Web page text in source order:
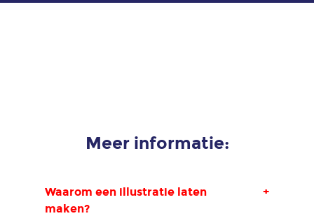
Meer informatie:
+
Waarom een illustratie laten
maken?